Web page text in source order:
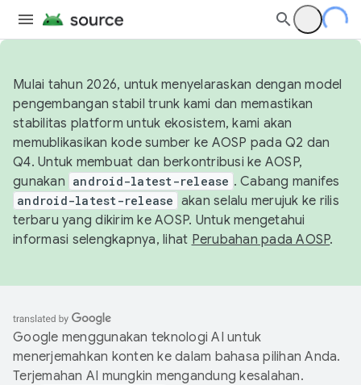
Mulai tahun 2026, untuk menyelaraskan dengan model
pengembangan stabil trunk kami dan memastikan
stabilitas platform untuk ekosistem, kami akan
memublikasikan kode sumber ke AOSP pada Q2 dan
Q4. Untuk membuat dan berkontribusi ke AOSP,
gunakan android-latest-release . Cabang manifes
android-latest-release akan selalu merujuk ke rilis
terbaru yang dikirim ke AOSP. Untuk mengetahui
informasi selengkapnya, lihat Perubahan pada AOSP.
Google menggunakan teknologi AI untuk
menerjemahkan konten ke dalam bahasa pilihan Anda.
Terjemahan AI mungkin mengandung kesalahan.